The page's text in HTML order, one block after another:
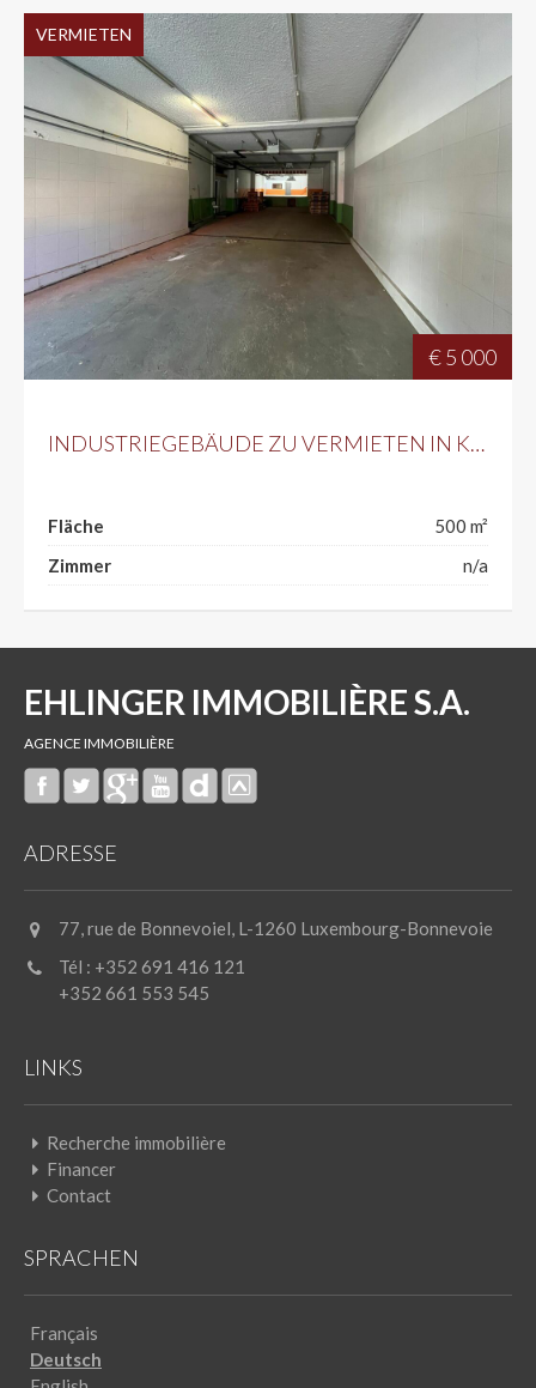
€ 5 000
VERMIETEN
INDUSTRIEGEBÄUDE ZU VERMIETEN IN KAYL
Fläche
500 m²
Zimmer
n/a
EHLINGER IMMOBILIÈRE S.A.
AGENCE IMMOBILIÈRE
ADRESSE
77, rue de Bonnevoiel, L-1260 Luxembourg-Bonnevoie
Tél : +352 691 416 121
+352 661 553 545
LINKS
Recherche immobilière
Financer
Contact
SPRACHEN
Français
Deutsch